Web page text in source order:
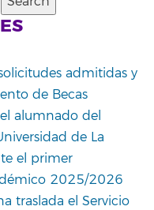
admitidas y
de Becas
alumnado del
de La
el primer
2025/2026
traslada el Servicio